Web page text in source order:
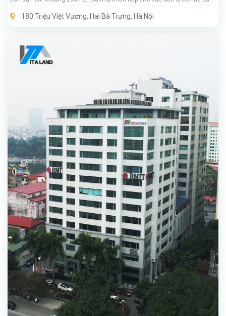
180 Triệu Việt Vương, Hai Bà Trưng, Hà Nội